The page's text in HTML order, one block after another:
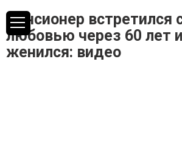
Пенсионер встретился
любовью через 60 лет
женился: видео